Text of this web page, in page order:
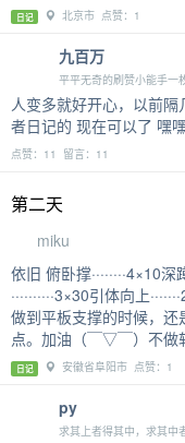
日记 北京市 点赞：1
九百万
平平无奇的刷赞小能手一
人变多就好开心，以前
者日记的 现在可以了 嘿
点赞：11 留言：11
第二天
miku
依旧 俯卧撑········4×10深
··········3×30引体向上
做到平板支撑的时候，
点。加油（￣▽￣）不做
日记 安徽省阜阳市 点赞：1
py
求其上者得其中，求其中